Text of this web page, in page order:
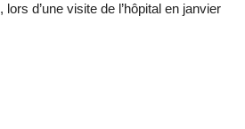
d’une visite de l’hôpital en janvier